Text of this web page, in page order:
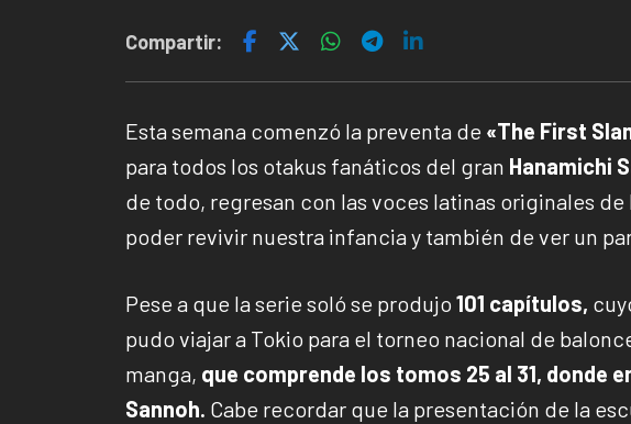
Compartir:
Esta semana comenzó la preventa de «The First
para todos los otakus fanáticos del gran Hanamichi
de todo, regresan con las voces latinas originales
poder revivir nuestra infancia y también de ver un
Pese a que la serie soló se produjo 101 capítulos,
pudo viajar a Tokio para el torneo nacional de
manga, que comprende los tomos 25 al 31, donde
Sannoh. Cabe recordar que la presentación de la